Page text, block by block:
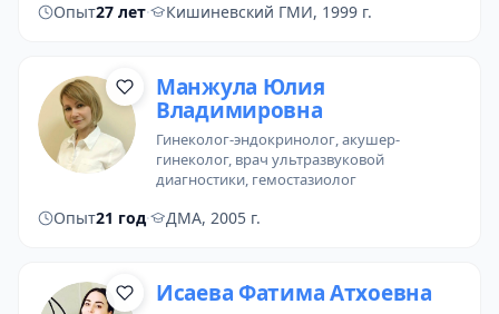
Опыт27 лет· Кишиневский ГМИ, 1999 г.
Манжула Юлия
Владимировна
гинеколог-эндокринолог, акушер-
гинеколог, врач ультразвуковой
диагностики, гемостазиолог
Опыт21 год· ДМА, 2005 г.
Исаева Фатима Атхоевна